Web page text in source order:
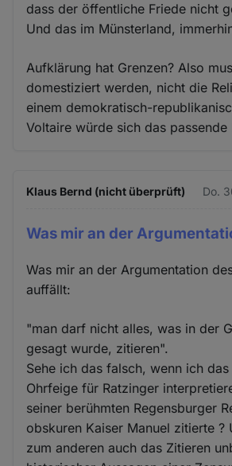
dass der öffentliche Friede nicht
Und das im Münsterland,
Aufklärung hat Grenzen? Also
domestiziert werden, nicht die
einem demokratisch-
Voltaire würde sich das passende
Klaus Bernd (nicht überprüft) Do.
Was mir an der
Was mir an der Argumentation
auffällt:
"man darf nicht alles, was in der
gesagt wurde, zitieren".
Sehe ich das falsch, wenn ich
Ohrfeige für Ratzinger
seiner berühmten Regensburger
obskuren Kaiser Manuel zitierte ?
zum anderen auch das Zitieren